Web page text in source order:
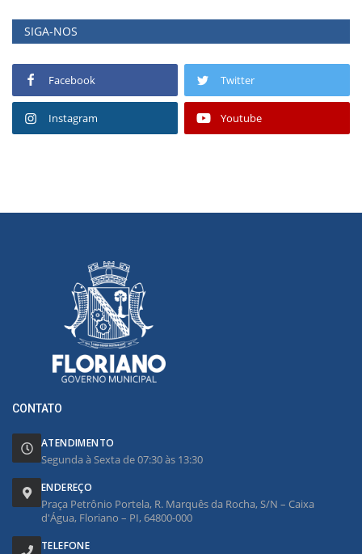
SIGA-NOS
Facebook Twitter
Instagram Youtube
CONTATO
ATENDIMENTO
Segunda à Sexta de 07:30 às 13:30
ENDEREÇO
Praça Petrônio Portela, R. Marquês da Rocha, S/N – Caixa
d'Água, Floriano – PI, 64800-000
TELEFONE